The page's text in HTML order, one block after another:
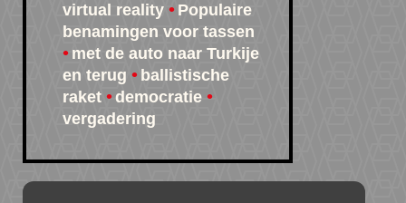
virtual reality
Populaire
benamingen voor tassen
met de auto naar Turkije
en terug
ballistische
raket
democratie
vergadering